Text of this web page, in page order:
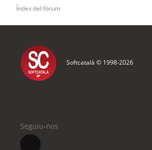
Índex del fòrum
Softcatalà © 1998-2026
Seguiu-nos